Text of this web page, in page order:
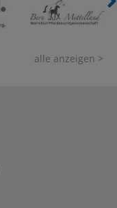
alle anzeigen >